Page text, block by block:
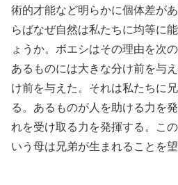
術的才能など明らかに個体差が
らばなぜ自然は私たちに均等に
ょうか。ボエシはその理由を次
あるものには大きな分け前を与
け前を与えた。それは私たちに
る。あるものが人を助ける力を
れを受け取る力を発揮する。こ
いう母は兄弟が生まれることを望